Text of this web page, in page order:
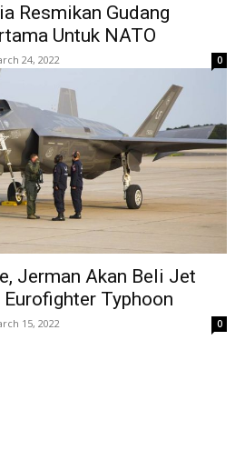
Resmikan Gudang
Untuk NATO
24, 2022 0
Jerman Akan Beli Jet
Typhoon
15, 2022 0